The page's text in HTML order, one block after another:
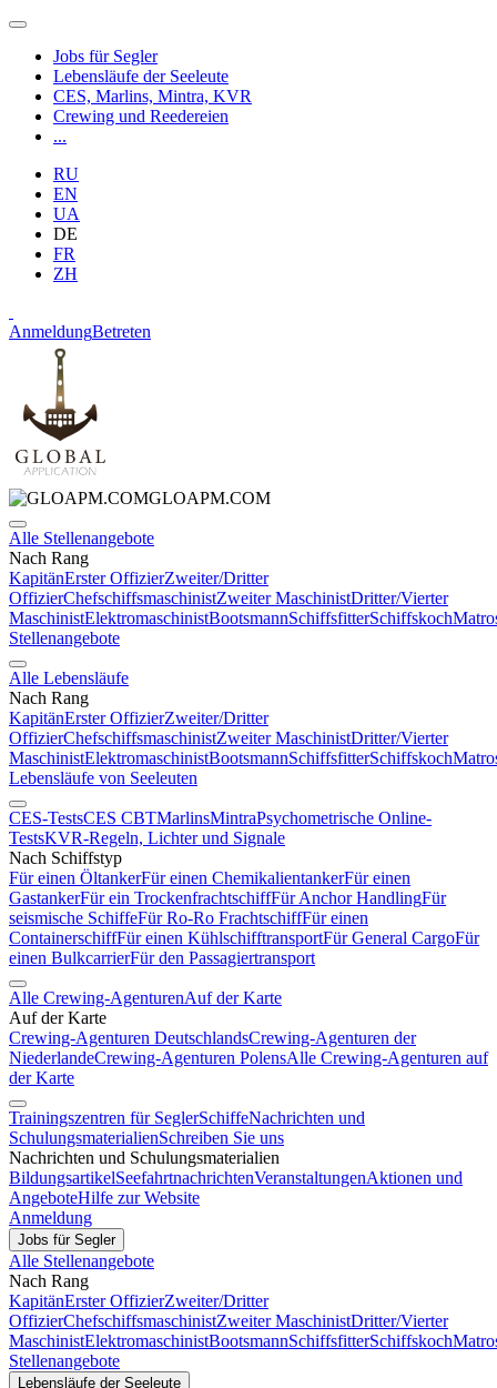
Jobs für Segler
Lebensläufe der Seeleute
CES, Marlins, Mintra, KVR
Crewing und Reedereien
...
RU
EN
UA
DE
FR
ZH
AnmeldungBetreten
GLOAPM.COM
Alle Stellenangebote
Nach Rang
KapitänErster OffizierZweiter/Dritter
OffizierChefschiffsmaschinistZweiter MaschinistDritter/Vierter
MaschinistElektromaschinistBootsmannSchiffsfitterSchiffskoch
Stellenangebote
Alle Lebensläufe
Nach Rang
KapitänErster OffizierZweiter/Dritter
OffizierChefschiffsmaschinistZweiter MaschinistDritter/Vierter
MaschinistElektromaschinistBootsmannSchiffsfitterSchiffskoch
Lebensläufe von Seeleuten
CES-TestsCES CBTMarlinsMintraPsychometrische Online-
TestsKVR-Regeln, Lichter und Signale
Nach Schiffstyp
Für einen ÖltankerFür einen ChemikalientankerFür einen
GastankerFür ein TrockenfrachtschiffFür Anchor HandlingFür
seismische SchiffeFür Ro-Ro FrachtschiffFür einen
ContainerschiffFür einen KühlschifftransportFür General CargoFür
einen BulkcarrierFür den Passagiertransport
Alle Crewing-AgenturenAuf der Karte
Auf der Karte
Crewing-Agenturen DeutschlandsCrewing-Agenturen der
NiederlandeCrewing-Agenturen PolensAlle Crewing-Agenturen auf
der Karte
Trainingszentren für SeglerSchiffeNachrichten und
SchulungsmaterialienSchreiben Sie uns
Nachrichten und Schulungsmaterialien
BildungsartikelSeefahrtnachrichtenVeranstaltungenAktionen und
AngeboteHilfe zur Website
Anmeldung
Jobs für Segler
Alle Stellenangebote
Nach Rang
KapitänErster OffizierZweiter/Dritter
OffizierChefschiffsmaschinistZweiter MaschinistDritter/Vierter
MaschinistElektromaschinistBootsmannSchiffsfitterSchiffskoch
Stellenangebote
Lebensläufe der Seeleute